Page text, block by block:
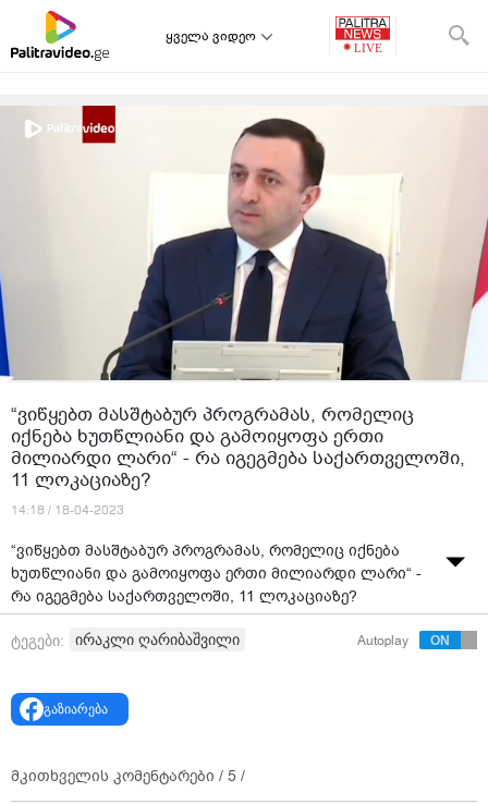
ყველა ვიდეო
“ვიწყებთ მასშტაბურ პროგრამას, რომელიც
იქნება ხუთწლიანი და გამოიყოფა ერთი
მილიარდი ლარი“ - რა იგეგმება საქართველოში,
11 ლოკაციაზე?
14:18 / 18-04-2023
“ვიწყებთ მასშტაბურ პროგრამას, რომელიც იქნება
ხუთწლიანი და გამოიყოფა ერთი მილიარდი ლარი“ -
რა იგეგმება საქართველოში, 11 ლოკაციაზე?
ტეგები: ირაკლი ღარიბაშვილი Autoplay
გაზიარება
მკითხველის კომენტარები / 5 /